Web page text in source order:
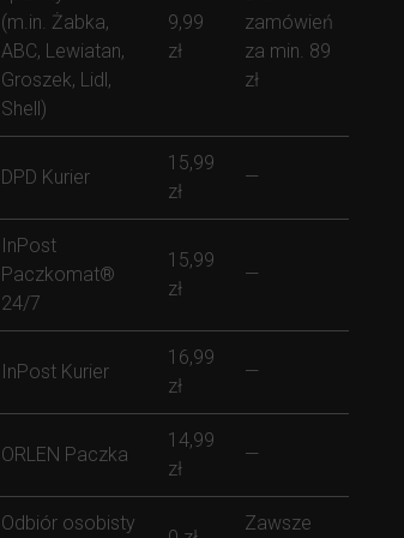
(m.in. Żabka,
ABC, Lewiatan,
Groszek, Lidl,
Shell)
9,99
zł
zamówień
za min. 89
zł
DPD Kurier
15,99
zł
—
InPost
Paczkomat®
24/7
15,99
zł
—
InPost Kurier
16,99
zł
—
ORLEN Paczka
14,99
zł
—
Odbiór osobisty
Zawsze